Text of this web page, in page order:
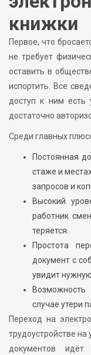
книжки
Первое, что
не требует
оставить в
испортить. Все
доступ к ним есть
достаточно
Среди главных
Постоянная
стаже и
запросов и
Высокий
работник
теряется.
Простота
документ с
увидит
случае утери
Переход на
трудоустройстве
документов идёт